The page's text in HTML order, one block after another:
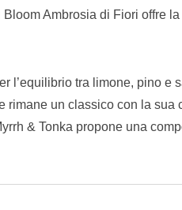
Ambrosia di Fiori offre
l’equilibrio tra limone, pino e
rimane un classico con la
& Tonka propone una